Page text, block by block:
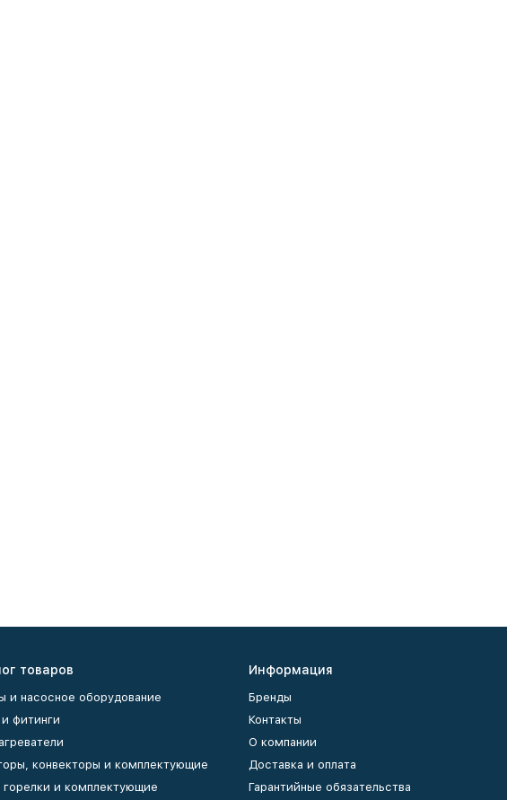
товаров
и насосное оборудование
фитинги
конвекторы и комплектующие
горелки и комплектующие
Информация
Бренды
Контакты
О компании
Доставка и оплата
Гарантийные обязательства